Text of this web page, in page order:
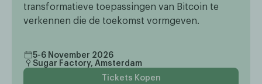
transformatieve toepassingen van Bitcoin te
verkennen die de toekomst vormgeven.
5-6 November 2026
Sugar Factory, Amsterdam
Tickets Kopen